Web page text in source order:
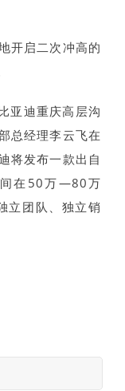
开启二次冲高的
亚迪重庆高层沟
总经理李云飞在
将发布一款出自
在50万—80万
立团队、独立销
关负责人求证，
在积极筹备之
的消息，但早在
展的需要，在内